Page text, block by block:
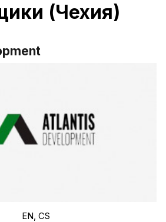
(Чехия)
EN, CS